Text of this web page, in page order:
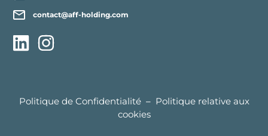
contact@aff-holding.com
Politique de Confidentialité– Politique relative aux
cookies